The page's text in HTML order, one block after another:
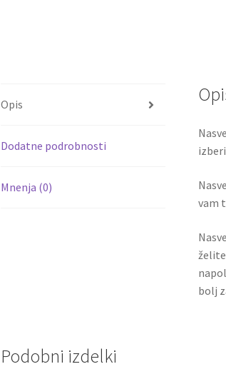
Opis
Dodatne podrobnosti
Mnenja (0)
vam
bolj
Podobni izdelki